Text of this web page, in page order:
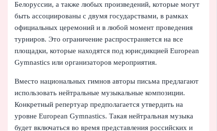
Белоруссии, а также любых произведений, которые могут
быть ассоциированы с двумя государствами, в рамках
официальных церемоний и в любой момент проведения
турниров. Это ограничение распространяется на все
площадки, которые находятся под юрисдикцией European
Gymnastics или организаторов мероприятия.
Вместо национальных гимнов авторы письма предлагают
использовать нейтральные музыкальные композиции.
Конкретный репертуар предполагается утвердить на
уровне European Gymnastics. Такая нейтральная музыка
будет включаться во время представления российских и